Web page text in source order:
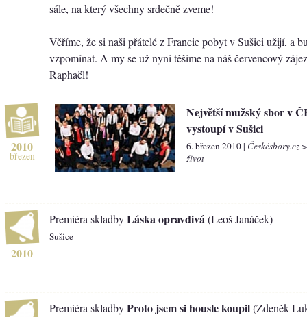
sále, na který všechny srdečně zveme!
Věříme, že si naši přátelé z Francie pobyt v Sušici užijí, a
vzpomínat. A my se už nyní těšíme na náš červencový
Raphaël!
2010
březen
Největší mužský sbor v
vystoupí v Sušici
6. březen 2010 | Českésbory.cz
život
2010
Premiéra skladbyLáska opravdivá (Leoš Janáček)
Sušice
Premiéra skladbyProto jsem si housle koupil(Zdeněk